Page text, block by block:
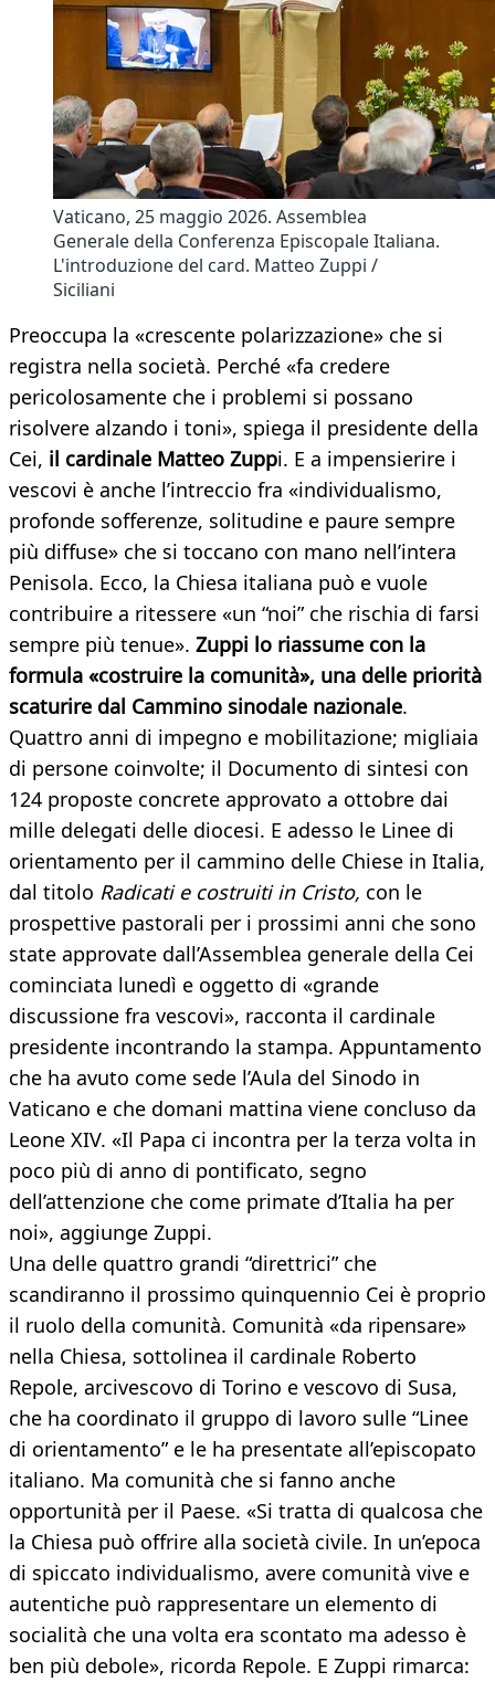
Vaticano, 25 maggio 2026. Assemblea
Generale della Conferenza Episcopale Italiana.
L'introduzione del card. Matteo Zuppi /
Siciliani
Preoccupa la «crescente polarizzazione» che si
registra nella società. Perché «fa credere
pericolosamente che i problemi si possano
risolvere alzando i toni», spiega il presidente della
Cei, il cardinale Matteo Zuppi. E a impensierire i
vescovi è anche l’intreccio fra «individualismo,
profonde sofferenze, solitudine e paure sempre
più diffuse» che si toccano con mano nell’intera
Penisola. Ecco, la Chiesa italiana può e vuole
contribuire a ritessere «un “noi” che rischia di farsi
sempre più tenue». Zuppi lo riassume con la
formula «costruire la comunità», una delle priorità
scaturire dal Cammino sinodale nazionale.
Quattro anni di impegno e mobilitazione; migliaia
di persone coinvolte; il Documento di sintesi con
124 proposte concrete approvato a ottobre dai
mille delegati delle diocesi. E adesso le Linee di
orientamento per il cammino delle Chiese in Italia,
dal titolo Radicati e costruiti in Cristo, con le
prospettive pastorali per i prossimi anni che sono
state approvate dall’Assemblea generale della Cei
cominciata lunedì e oggetto di «grande
discussione fra vescovi», racconta il cardinale
presidente incontrando la stampa. Appuntamento
che ha avuto come sede l’Aula del Sinodo in
Vaticano e che domani mattina viene concluso da
Leone XIV. «Il Papa ci incontra per la terza volta in
poco più di anno di pontificato, segno
dell’attenzione che come primate d’Italia ha per
noi», aggiunge Zuppi.
Una delle quattro grandi “direttrici” che
scandiranno il prossimo quinquennio Cei è proprio
il ruolo della comunità. Comunità «da ripensare»
nella Chiesa, sottolinea il cardinale Roberto
Repole, arcivescovo di Torino e vescovo di Susa,
che ha coordinato il gruppo di lavoro sulle “Linee
di orientamento” e le ha presentate all’episcopato
italiano. Ma comunità che si fanno anche
opportunità per il Paese. «Si tratta di qualcosa che
la Chiesa può offrire alla società civile. In un’epoca
di spiccato individualismo, avere comunità vive e
autentiche può rappresentare un elemento di
socialità che una volta era scontato ma adesso è
ben più debole», ricorda Repole. E Zuppi rimarca: